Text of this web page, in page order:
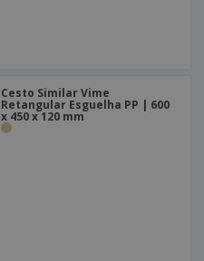
Cesto Similar Vime
Retangular Esguelha PP | 600
x 450 x 120 mm